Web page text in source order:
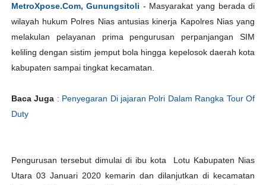
MetroXpose.Com, Gunungsitoli - Masyarakat yang berada di
wilayah hukum Polres Nias antusias kinerja Kapolres Nias yang
melakulan pelayanan prima pengurusan perpanjangan SIM
keliling dengan sistim jemput bola hingga kepelosok daerah kota
kabupaten sampai tingkat kecamatan.
Baca Juga : Penyegaran Di jajaran Polri Dalam Rangka Tour Of
Duty
Pengurusan tersebut dimulai di ibu kota Lotu Kabupaten Nias
Utara 03 Januari 2020 kemarin dan dilanjutkan di kecamatan